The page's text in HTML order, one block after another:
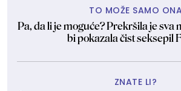
TO MOŽE SAMO ONA
Pa, da li je moguće? Prekršila je sva
bi pokazala čist seksepil
ZNATE LI?